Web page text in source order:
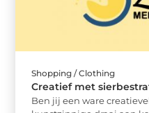
Shopping / Clothing
Creatief met
Ben jij een ware